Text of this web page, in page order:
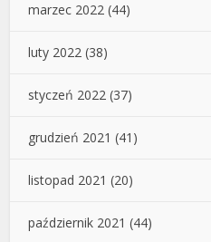
marzec 2022 (44)
luty 2022 (38)
styczeń 2022 (37)
grudzień 2021 (41)
listopad 2021 (20)
październik 2021 (44)